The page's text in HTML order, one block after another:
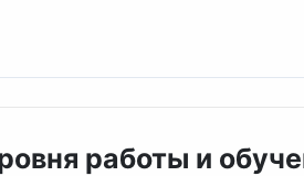
работы и